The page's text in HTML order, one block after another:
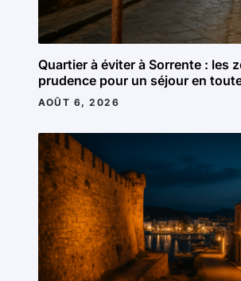
Quartier à éviter à Sorrente : les
prudence pour un séjour en
AOÛT 6, 2026